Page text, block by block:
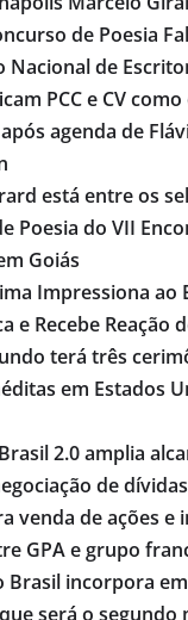
de Poesia
Nacional de
PCC e CV
agenda de
está entre os
Poesia do VII
Goiás
Impressiona ao
e Recebe Reação
terá três
em Estados
2.0 amplia
de dívidas
venda de ações e
GPA e grupo
Brasil incorpora
será o segundo